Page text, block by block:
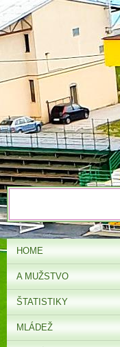
HOME
A MUŽSTVO
ŠTATISTIKY
MLÁDEŽ